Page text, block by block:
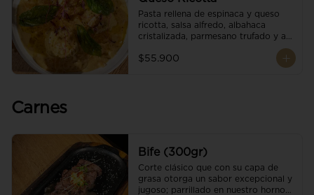
Pasta rellena de espinaca y queso
ricotta, salsa alfredo, albahaca
cristalizada, parmesano trufado y ajo
$55.900
Carnes
Bife (300gr)
Corte clásico que con su capa de
grasa otorga un sabor excepcional y
jugoso; parrillado en nuestro horno